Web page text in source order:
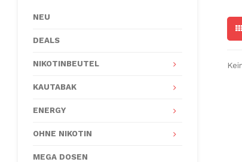
NEU
DEALS
NIKOTINBEUTEL
KAUTABAK
ENERGY
OHNE NIKOTIN
MEGA DOSEN